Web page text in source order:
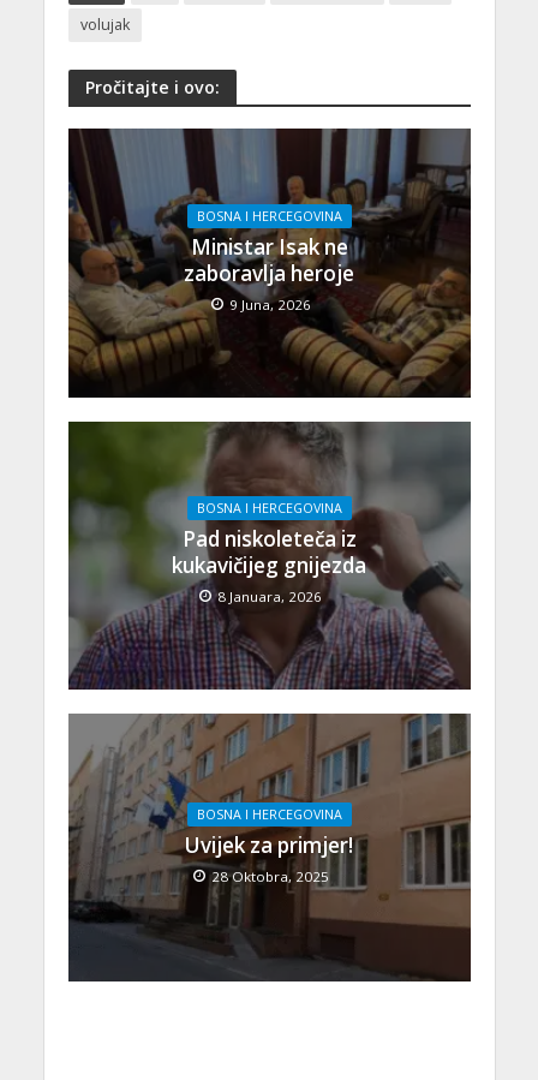
volujak
Pročitajte i ovo:
BOSNA I HERCEGOVINA
Ministar Isak ne
zaboravlja heroje
9 Juna, 2026
BOSNA I HERCEGOVINA
Pad niskoleteča iz
kukavičijeg gnijezda
8 Januara, 2026
BOSNA I HERCEGOVINA
Uvijek za primjer!
28 Oktobra, 2025